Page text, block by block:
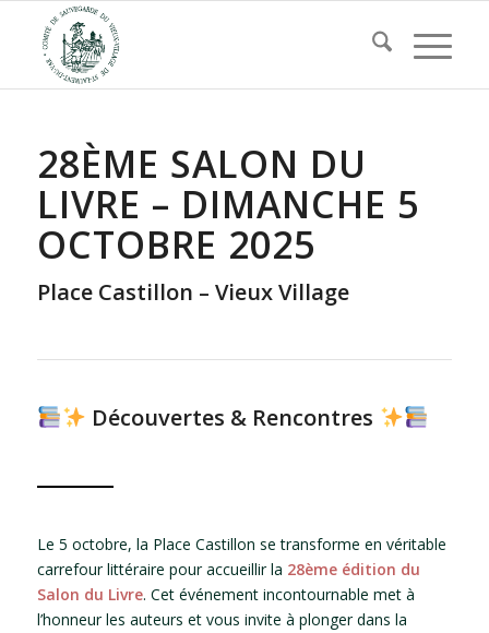
28ÈME SALON DU
LIVRE – DIMANCHE 5
OCTOBRE 2025
Place Castillon – Vieux Village
Découvertes & Rencontres
Le 5 octobre, la Place Castillon se transforme en véritable
carrefour littéraire pour accueillir la 28ème édition du
Salon du Livre. Cet événement incontournable met à
l’honneur les auteurs et vous invite à plonger dans la